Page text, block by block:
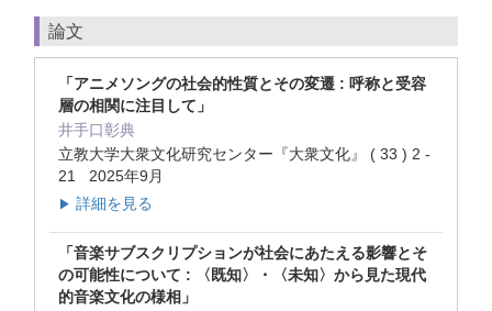
論文
「アニメソングの社会的性質とその変遷 : 呼称と受容
層の相関に注目して」
井手口彰典
立教大学大衆文化研究センター『大衆文化』 ( 33 ) 2 -
21 2025年9月
▶ 詳細を見る
「音楽サブスクリプションが社会にあたえる影響とそ
の可能性について : 〈既知〉・〈未知〉から見た現代
的音楽文化の様相」